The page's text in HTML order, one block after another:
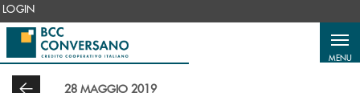
Salta al contenuto principale
LOGIN
MENU
28 MAGGIO 2019